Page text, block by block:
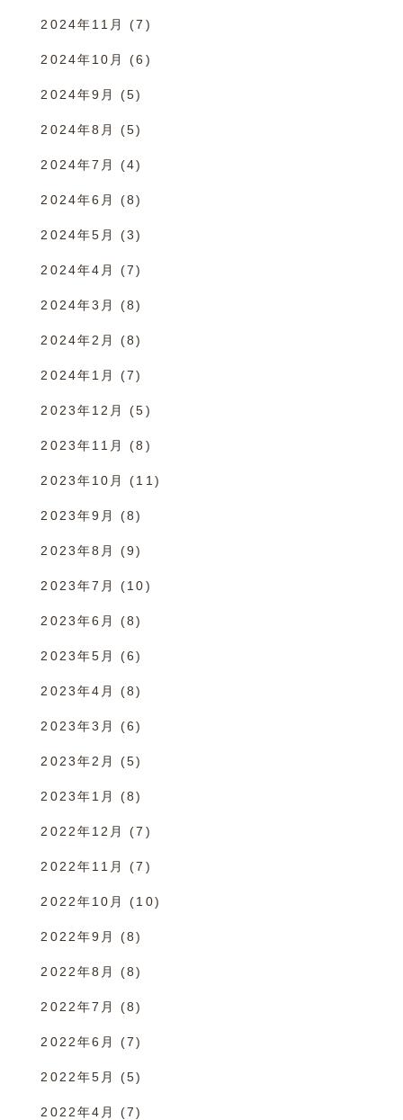
2024年11月 (7)
2024年10月 (6)
2024年9月 (5)
2024年8月 (5)
2024年7月 (4)
2024年6月 (8)
2024年5月 (3)
2024年4月 (7)
2024年3月 (8)
2024年2月 (8)
2024年1月 (7)
2023年12月 (5)
2023年11月 (8)
2023年10月 (11)
2023年9月 (8)
2023年8月 (9)
2023年7月 (10)
2023年6月 (8)
2023年5月 (6)
2023年4月 (8)
2023年3月 (6)
2023年2月 (5)
2023年1月 (8)
2022年12月 (7)
2022年11月 (7)
2022年10月 (10)
2022年9月 (8)
2022年8月 (8)
2022年7月 (8)
2022年6月 (7)
2022年5月 (5)
2022年4月 (7)